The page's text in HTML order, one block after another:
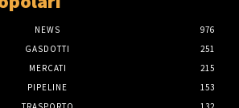
NEWS
976
GASDOTTI
251
MERCATI
215
PIPELINE
153